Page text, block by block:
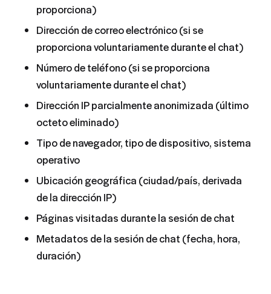
proporciona)
Dirección de correo electrónico (si se
proporciona voluntariamente durante el chat)
Número de teléfono (si se proporciona
voluntariamente durante el chat)
Dirección IP parcialmente anonimizada (último
octeto eliminado)
Tipo de navegador, tipo de dispositivo, sistema
operativo
Ubicación geográfica (ciudad/país, derivada
de la dirección IP)
Páginas visitadas durante la sesión de chat
Metadatos de la sesión de chat (fecha, hora,
duración)